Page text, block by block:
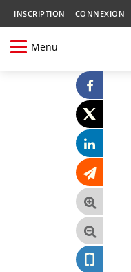
INSCRIPTION CONNEXION
Menu